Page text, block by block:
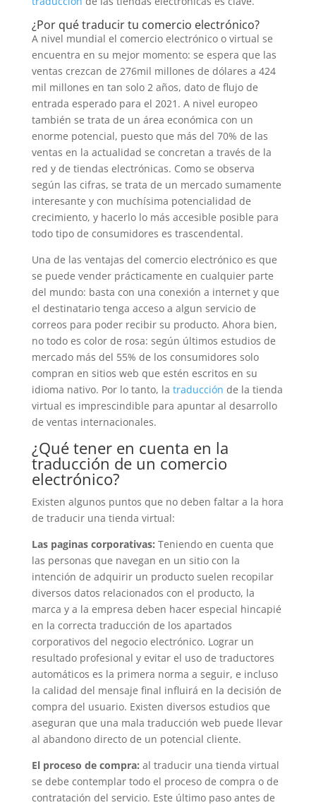
¿Por qué traducir tu comercio electrónico?
A nivel mundial el comercio electrónico o virtual se
encuentra en su mejor momento: se espera que las
ventas crezcan de 276mil millones de dólares a 424
mil millones en tan solo 2 años, dato de flujo de
entrada esperado para el 2021. A nivel europeo
también se trata de un área económica con un
enorme potencial, puesto que más del 70% de las
ventas en la actualidad se concretan a través de la
red y de tiendas electrónicas. Como se observa
según las cifras, se trata de un mercado sumamente
interesante y con muchísima potencialidad de
crecimiento, y hacerlo lo más accesible posible para
todo tipo de consumidores es trascendental.
Una de las ventajas del comercio electrónico es que
se puede vender prácticamente en cualquier parte
del mundo: basta con una conexión a internet y que
el destinatario tenga acceso a algun servicio de
correos para poder recibir su producto. Ahora bien,
no todo es color de rosa: según últimos estudios de
mercado más del 55% de los consumidores solo
compran en sitios web que estén escritos en su
idioma nativo. Por lo tanto, la traducción de la tienda
virtual es imprescindible para apuntar al desarrollo
de ventas internacionales.
¿Qué tener en cuenta en la
traducción de un comercio
electrónico?
Existen algunos puntos que no deben faltar a la hora
de traducir una tienda virtual:
Las paginas corporativas: Teniendo en cuenta que
las personas que navegan en un sitio con la
intención de adquirir un producto suelen recopilar
diversos datos relacionados con el producto, la
marca y a la empresa deben hacer especial hincapié
en la correcta traducción de los apartados
corporativos del negocio electrónico. Lograr un
resultado profesional y evitar el uso de traductores
automáticos es la primera norma a seguir, e incluso
la calidad del mensaje final influirá en la decisión de
compra del usuario. Existen diversos estudios que
aseguran que una mala traducción web puede llevar
al abandono directo de un potencial cliente.
El proceso de compra: al traducir una tienda virtual
se debe contemplar todo el proceso de compra o de
contratación del servicio. Este último paso antes de